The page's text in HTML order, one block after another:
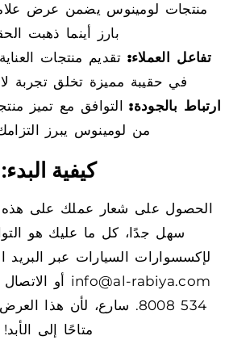
منتجات لومينوس يضمن عرض
بارز أينما ذهبت
تفاعل العملاء: تقديم منتجات
في حقيبة مميزة تخلق تجربة
ارتباط بالجودة:التوافق مع تميز
من لومينوس يبرز
كيفية البدء:
الحصول على شعار عملك على
سهل جدًا، كل ما عليك هو
534 8008. سارع، لأن هذا
متاحًا إلى الأبد!